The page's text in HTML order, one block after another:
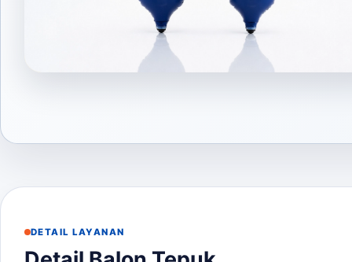
DETAIL LAYANAN